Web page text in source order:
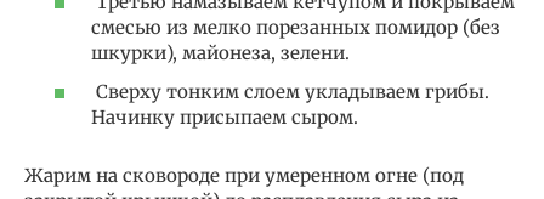
смесью из мелко порезанных помидор (без
шкурки), майонеза, зелени.
Сверху тонким слоем укладываем грибы.
Начинку присыпаем сыром.
Жарим на сковороде при умеренном огне (под